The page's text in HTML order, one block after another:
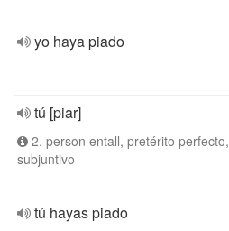
yo haya piado
tú [piar]
2. person entall, pretérito perfecto,
subjuntivo
tú hayas piado